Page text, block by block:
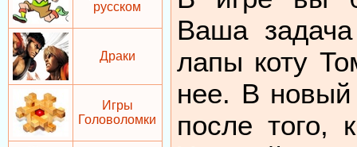
русском
Драки
Игры
Головоломки
Ваша
лапы коту
нее. В новый
после того,